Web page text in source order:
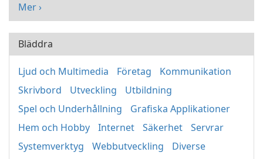
Mer ›
Bläddra
Ljud och Multimedia Företag
Kommunikation
Skrivbord
Utveckling
Utbildning
Spel och Underhållning
Grafiska Applikationer
Hem och Hobby
Internet Säkerhet
Servrar
Systemverktyg
Webbutveckling Diverse